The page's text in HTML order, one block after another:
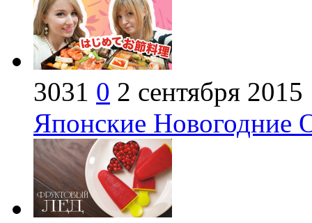
3031 0 2 сентября 2015
Японские Новогодние